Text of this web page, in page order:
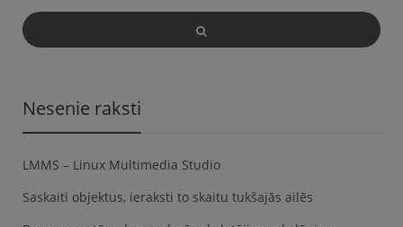
Nesenie raksti
LMMS – Linux Multimedia Studio
Saskaiti objektus, ieraksti to skaitu tukšajās ailēs